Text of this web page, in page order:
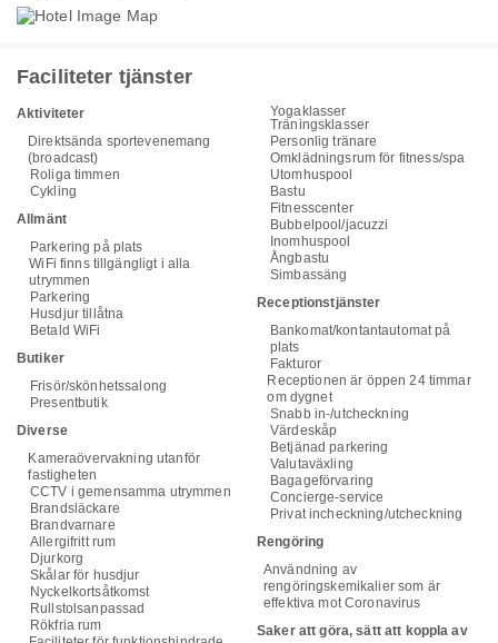
Faciliteter tjänster
Aktiviteter
Direktsända sportevenemang
(broadcast)
Roliga timmen
Cykling
Allmänt
Parkering på plats
WiFi finns tillgängligt i alla
utrymmen
Parkering
Husdjur tillåtna
Betald WiFi
Butiker
Frisör/skönhetssalong
Presentbutik
Diverse
Kameraövervakning utanför
fastigheten
CCTV i gemensamma utrymmen
Brandsläckare
Brandvarnare
Allergifritt rum
Djurkorg
Skålar för husdjur
Nyckelkortsåtkomst
Rullstolsanpassad
Rökfria rum
Yogaklasser
Träningsklasser
Personlig tränare
Omklädningsrum för fitness/spa
Utomhuspool
Bastu
Fitnesscenter
Bubbelpool/jacuzzi
Inomhuspool
Ångbastu
Simbassäng
Receptionstjänster
Bankomat/kontantautomat på
plats
Fakturor
Receptionen är öppen 24 timmar
om dygnet
Snabb in-/utcheckning
Värdeskåp
Betjänad parkering
Valutaväxling
Bagageförvaring
Concierge-service
Privat incheckning/utcheckning
Rengöring
Användning av
rengöringskemikalier som är
effektiva mot Coronavirus
Saker att göra, sätt att koppla av